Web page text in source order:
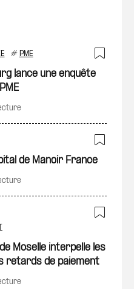
# PME
lance une enquête
de Manoir France
Moselle interpelle les
retards de paiement